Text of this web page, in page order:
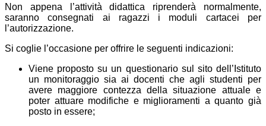
Non appena l’attività didattica riprenderà normalmente,
saranno consegnati ai ragazzi i moduli cartacei per
l’autorizzazione.
Si coglie l’occasione per offrire le seguenti indicazioni:
Viene proposto su un questionario sul sito dell’Istituto
un monitoraggio sia ai docenti che agli studenti per
avere maggiore contezza della situazione attuale e
poter attuare modifiche e miglioramenti a quanto già
posto in essere;